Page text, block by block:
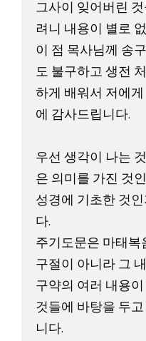
그사이 잊어버린
려니 내용이 별로
이 점 목사님께 송
도 불구하고 생전
하게 배워서 저에
에 감사드립니다.
우선 생각이 나는
은 의미를 가진 것
성경에 기초한 것
다.
주기도문은 마태복
구절이 아니라 그
구약의 여러 내용
것들에 바탕을 두
니다.